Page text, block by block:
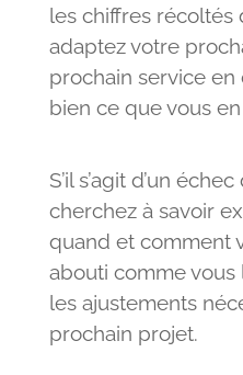
les chiffres récoltés
adaptez votre
prochain service en
bien ce que vous
S’il s’agit d’un
cherchez à savoir
quand et comment
abouti comme vous
les ajustements
prochain projet.